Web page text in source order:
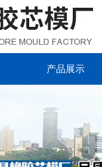
产品展示